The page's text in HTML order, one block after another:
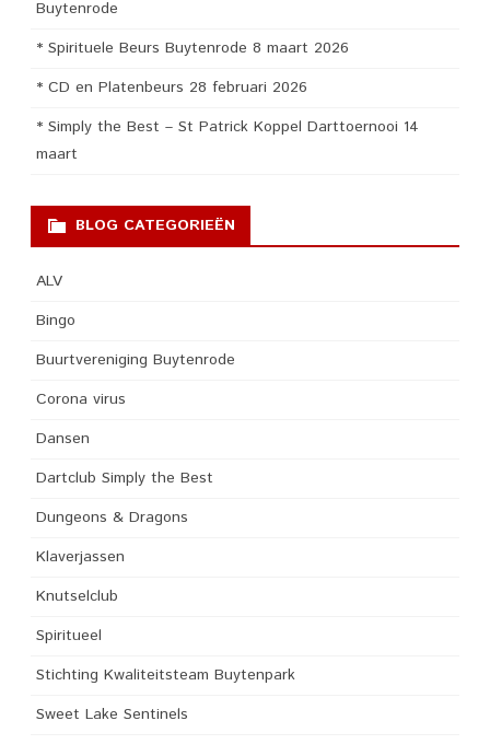
Buytenrode
* Spirituele Beurs Buytenrode 8 maart 2026
* CD en Platenbeurs 28 februari 2026
* Simply the Best – St Patrick Koppel Darttoernooi 14
maart
BLOG CATEGORIEËN
ALV
Bingo
Buurtvereniging Buytenrode
Corona virus
Dansen
Dartclub Simply the Best
Dungeons & Dragons
Klaverjassen
Knutselclub
Spiritueel
Stichting Kwaliteitsteam Buytenpark
Sweet Lake Sentinels